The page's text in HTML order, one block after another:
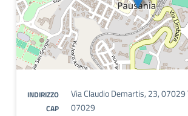
INDIRIZZO Via Claudio Demartis, 23, 07029
CAP 07029